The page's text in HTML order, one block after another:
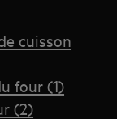
cuisson
four (1)
(2)